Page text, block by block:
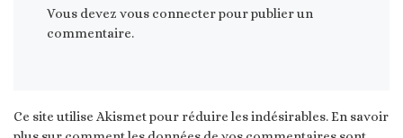
Vous devez vous connecterpour publier un
commentaire.
Ce site utilise Akismet pour réduire les indésirables.En savoir